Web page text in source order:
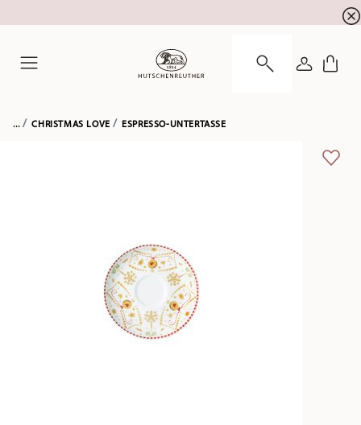
... CHRISTMAS LOVE ESPRESSO-UNTERTASSE
ADD